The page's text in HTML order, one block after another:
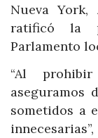
Nueva
ratificó la
Parlamento
“Al
aseguramos
sometidos a